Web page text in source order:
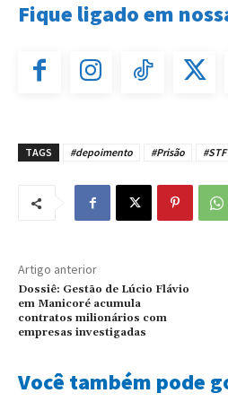
Fique ligado em
TAGS #depoimento #Prisão #STF
Artigo anterior
Dossiê: Gestão de Lúcio Flávio
em Manicoré acumula
contratos milionários com
empresas investigadas
Você também pode